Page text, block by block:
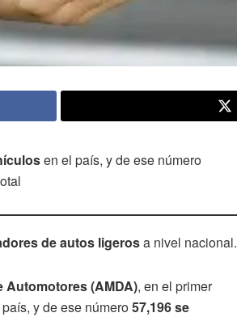
en el país, y de ese número
de autos ligerosa nivel nacional.
(AMDA), en el primer
y de ese número57,196 se